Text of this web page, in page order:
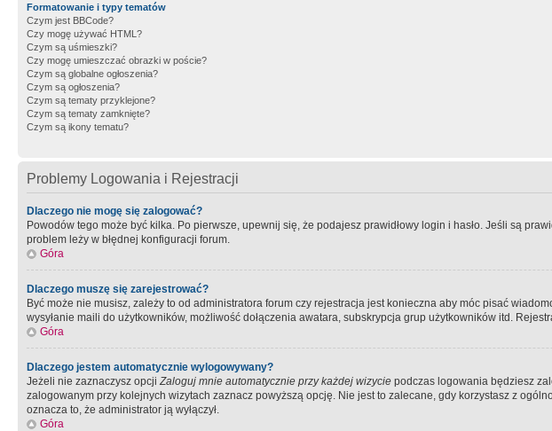
Formatowanie i typy tematów
Czym jest BBCode?
Czy mogę używać HTML?
Czym są uśmieszki?
Czy mogę umieszczać obrazki w poście?
Czym są globalne ogłoszenia?
Czym są ogłoszenia?
Czym są tematy przyklejone?
Czym są tematy zamknięte?
Czym są ikony tematu?
Problemy Logowania i Rejestracji
Dlaczego nie mogę się zalogować?
Powodów tego może być kilka. Po pierwsze, upewnij się, że podajesz prawidłowy login i hasło. Jeśli są
problem leży w błędnej konfiguracji forum.
Góra
Dlaczego muszę się zarejestrować?
Być może nie musisz, zależy to od administratora forum czy rejestracja jest konieczna aby móc pisać
wysyłanie maili do użytkowników, możliwość dołączenia awatara, subskrypcja grup użytkowników itd.
Góra
Dlaczego jestem automatycznie wylogowywany?
Jeżeli nie zaznaczysz opcjiZaloguj mnie automatycznie przy każdej wizycie podczas logowania będziesz
zalogowanym przy kolejnych wizytach zaznacz powyższą opcję. Nie jest to zalecane, gdy korzystasz z
oznacza to, że administrator ją wyłączył.
Góra